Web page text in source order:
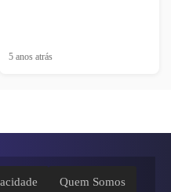
5 anos atrás
Quem Somos